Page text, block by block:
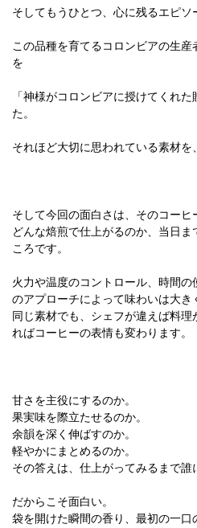
そしてもうひとつ、心に残るエピソ
この品種を育てるコロンビアの生産
を
「神様がコロンビアに授けてくれ
た。
それほど大切に思われている素材を
そして今回の面白さは、そのコーヒ
どんな焙煎で仕上がるのか、当日ま
ころです。
火力や温度のコントロール、時間
のアプローチによって味わいは大き
同じ素材でも、シェフが違えば料
ればコーヒーの表情も変わります。
甘さを主役にするのか。
果実味を際立たせるのか。
余韻を深く伸ばすのか。
軽やかにまとめるのか。
その答えは、仕上がってみるまで誰
だからこそ面白い。
袋を開けた瞬間の香り、最初の一口